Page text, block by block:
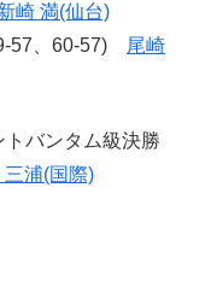
崎 満(仙台)
57、60-57)
尾崎
バンタム級決勝
三浦(国際)